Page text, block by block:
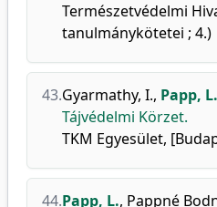
Természetvédelmi
tanulmánykötetei ; 4.)
43.Gyarmathy, I., Papp, L.
Tájvédelmi Körzet.
TKM Egyesület,
44.Papp, L., Pappné